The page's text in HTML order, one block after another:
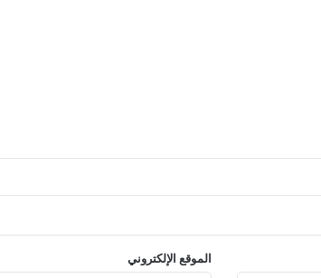
الموقع الإلكتروني